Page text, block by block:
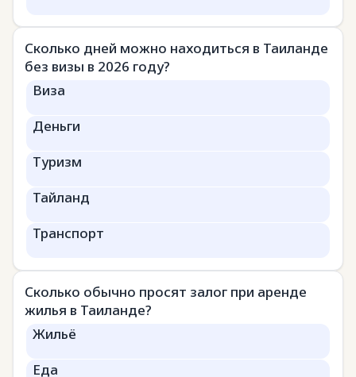
Сколько дней можно находиться в Таиланде
без визы в 2026 году?
Виза
Деньги
Туризм
Тайланд
Транспорт
Сколько обычно просят залог при аренде
жилья в Таиланде?
Жильё
Еда